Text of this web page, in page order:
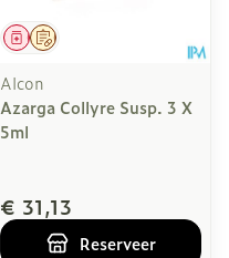
Op voorschrift
Geneesmiddel
Alcon
Azarga Collyre Susp. 3 X
5ml
€ 31,13
Reserveer